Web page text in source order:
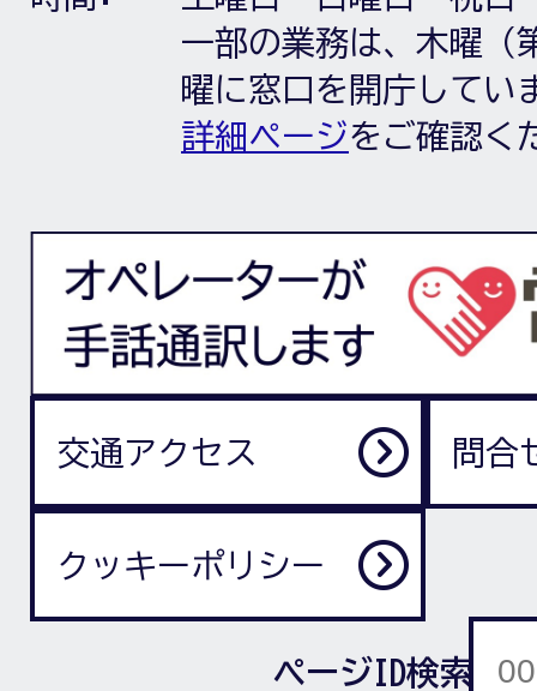
一部の業務は、木曜（
曜に窓口を開庁してい
詳細ページをご確認く
交通アクセス 問合
クッキーポリシー
ページID検索